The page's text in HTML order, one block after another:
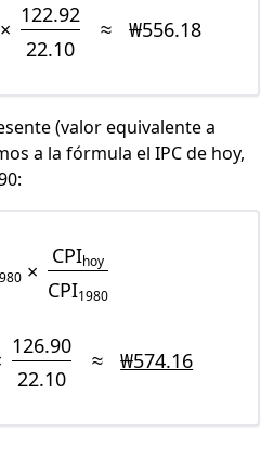
122.92
22.10
≈ ₩556.18
(valor equivalente a
a la fórmula el IPC de hoy,
×
CPIhoy
CPI1980
126.90
22.10
≈ ₩574.16